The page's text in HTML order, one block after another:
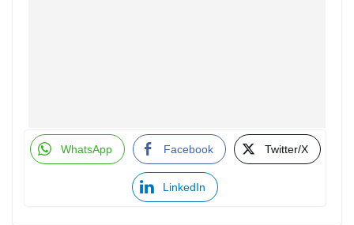
WhatsApp Facebook Twitter/X
LinkedIn